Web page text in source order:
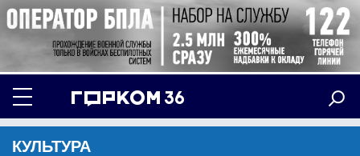
КУЛЬТУРА